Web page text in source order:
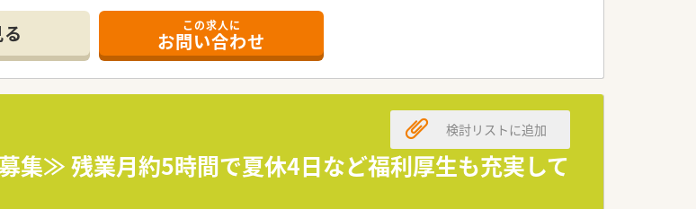
と連携した研修を用意されています
パスが多種多様に用意されています。
マネジメントのポジションも増えます。
を目指すことも可能です。
など活動領域は多種多様です。
っかりと関わる事ができます。
年生まで時短勤務ができるよう変更予定です。
います
メリットもたくさんあります！
この求人に
お問い合わせ
集≫ 残業月約5時間で夏休4日など福利厚生も充実して
検討リストに追加